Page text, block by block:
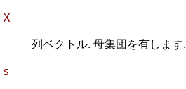
X
列ベクトル. 母集団を有します.
s